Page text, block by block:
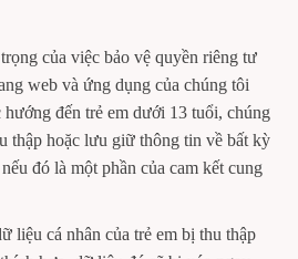
của việc bảo vệ quyền riêng tư
web và ứng dụng của chúng tôi
đến trẻ em dưới 13 tuổi, chúng
thập hoặc lưu giữ thông tin về bất kỳ
đó là một phần của cam kết cung
liệu cá nhân của trẻ em bị thu thập